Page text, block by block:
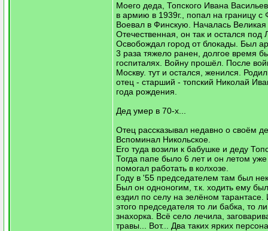
Моего деда, Топского Ивана
в армию в 1939г., попал на границу с
Воевал в Финскую. Началась Великая
Отечественная, он так и остался под
Освобождал город от блокады. Был
3 раза тяжело ранен, долгое время
госпиталях. Войну прошёл. После
Москву. тут и остался, женился.
отец - старший - топский Николай
года рождения.
Дед умер в 70-х...
Отец рассказывал недавно о своём
Вспоминал Никольское.
Его туда возили к бабушке и деду
Тогда папе было 6 лет и он летом уже
помогал работать в колхозе.
Году в '55 председателем там был
Был он одноногим, т.к. ходить ему
ездил по селу на зелёном
этого председателя то ли бабка, то
знахорка. Всё село лечила,
травы... Вот... Два таких ярких